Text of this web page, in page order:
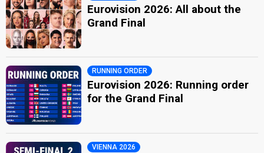
Eurovision 2026: All about the
Grand Final
RUNNING ORDER
Eurovision 2026: Running order
for the Grand Final
VIENNA 2026